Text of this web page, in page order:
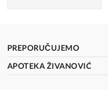
PREPORUČUJEMO
APOTEKA ŽIVANOVIĆ